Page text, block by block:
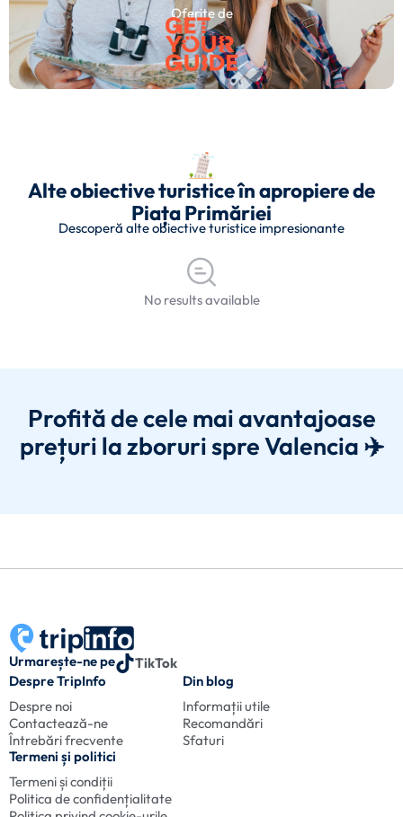
Oferite de
Alte obiective turistice în apropiere de
Piața Primăriei
Descoperă alte obiective turistice impresionante
No results available
Profită de cele mai avantajoase
prețuri la zboruri spre Valencia ✈️
Urmarește-ne pe
TikTok
Despre TripInfo
Despre noi
Contactează-ne
Întrebări frecvente
Din blog
Informații utile
Recomandări
Sfaturi
Termeni și politici
Termeni și condiții
Politica de confidențialitate